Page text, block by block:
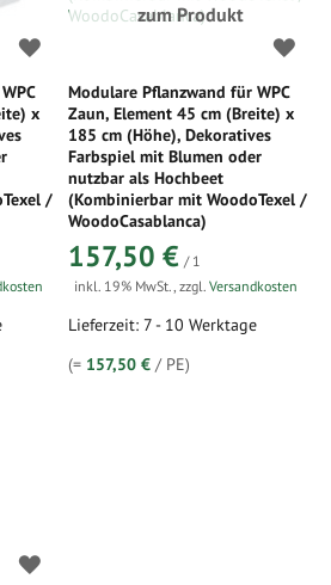
x
/
zum Produkt
Modulare Pflanzwand für WPC
Zaun, Element 45 cm (Breite) x
185 cm (Höhe), Dekoratives
Farbspiel mit Blumen oder
nutzbar als Hochbeet
(Kombinierbar mit WoodoTexel /
WoodoCasablanca)
157,50 € / 1
inkl. 19% MwSt.,zzgl.Versandkosten
Lieferzeit: 7 - 10 Werktage
(= 157,50 € / PE)